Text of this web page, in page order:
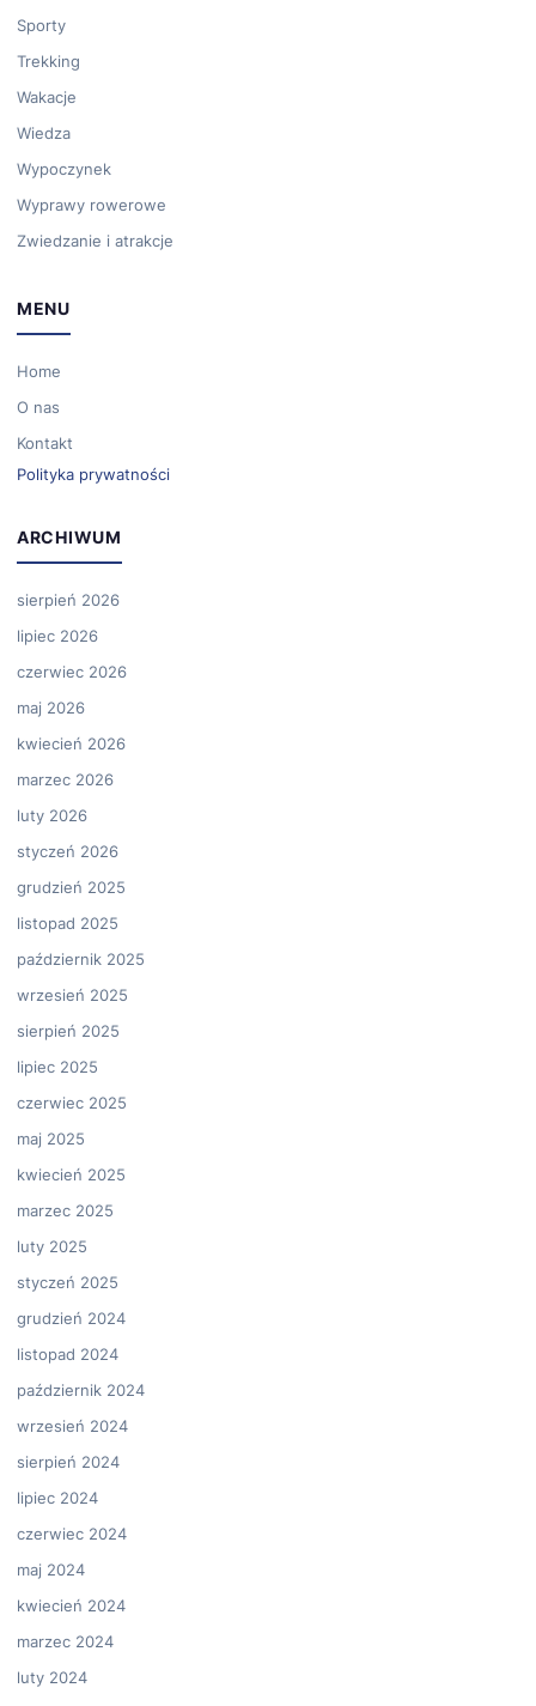
Sporty
Trekking
Wakacje
Wiedza
Wypoczynek
Wyprawy rowerowe
Zwiedzanie i atrakcje
MENU
Home
O nas
Kontakt
Polityka prywatności
ARCHIWUM
sierpień 2026
lipiec 2026
czerwiec 2026
maj 2026
kwiecień 2026
marzec 2026
luty 2026
styczeń 2026
grudzień 2025
listopad 2025
październik 2025
wrzesień 2025
sierpień 2025
lipiec 2025
czerwiec 2025
maj 2025
kwiecień 2025
marzec 2025
luty 2025
styczeń 2025
grudzień 2024
listopad 2024
październik 2024
wrzesień 2024
sierpień 2024
lipiec 2024
czerwiec 2024
maj 2024
kwiecień 2024
marzec 2024
luty 2024